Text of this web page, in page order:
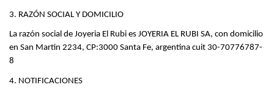
3. RAZÓN SOCIAL Y DOMICILIO
La razón social de Joyeria El Rubi es JOYERIA EL RUBI SA, con domicilio
en San Martin 2234, CP:3000 Santa Fe, argentina cuit 30-70776787-
8
4. NOTIFICACIONES